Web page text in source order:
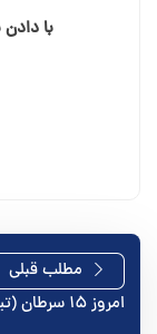
با
راهبریمطلب قبلی
امروز ۱۵ سرطان (تیر) متاسفم